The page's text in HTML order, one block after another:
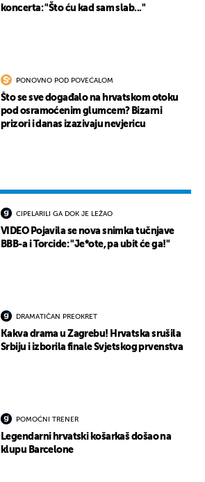
koncerta: "Što ću kad sam slab..."
PONOVNO POD POVEĆALOM
Što se sve događalo na hrvatskom otoku
pod osramoćenim glumcem? Bizarni
prizori i danas izazivaju nevjericu
CIPELARILI GA DOK JE LEŽAO
VIDEO Pojavila se nova snimka tučnjave
BBB-a i Torcide: "Je*ote, pa ubit će ga!"
DRAMATIČAN PREOKRET
Kakva drama u Zagrebu! Hrvatska srušila
Srbiju i izborila finale Svjetskog prvenstva
POMOĆNI TRENER
Legendarni hrvatski košarkaš došao na
klupu Barcelone